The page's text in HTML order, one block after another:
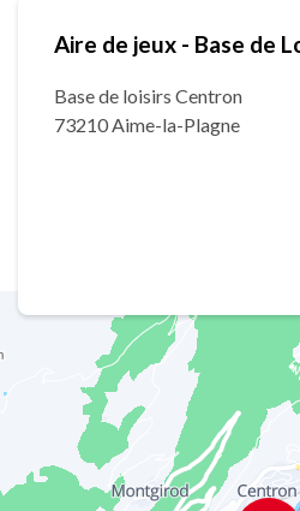
Aire de jeux - Base de
Base de loisirs Centron
73210 Aime-la-Plagne